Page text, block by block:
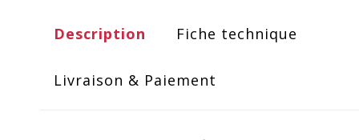
Description Fiche technique
Livraison & Paiement